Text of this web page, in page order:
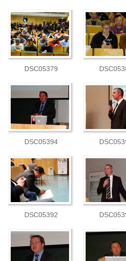
DSC05379
DSC05394
DSC05392